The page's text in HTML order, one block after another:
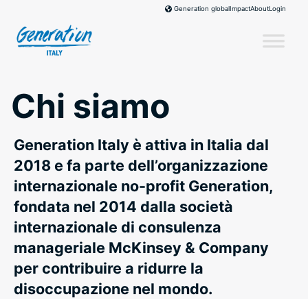
content
Generation globalImpactAboutLogin
Chi siamo
Generation Italy è attiva in Italia dal
2018 e fa parte dell’organizzazione
internazionale no-profit Generation,
fondata nel 2014 dalla società
internazionale di consulenza
manageriale McKinsey & Company
per contribuire a ridurre la
disoccupazione nel mondo.